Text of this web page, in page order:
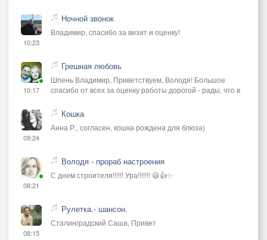
10:23
Ночной звонок
Владимир, спасибо за визит и оценку!
10:17
Грешная любовь
Шпень Владимир, Приветствуем, Володя! Большое
спасибо от всех за оценку работы дорогой - рады, что в
09:24
Кошка
Анна Р., согласен, кошка рождена для блюза)
08:21
Володя - прораб настроения
С днем строителя!!!!!! Ура!!!!!!! 😃👍✨
08:15
Рулетка.- шансон.
Сталинградский Саша, Привет